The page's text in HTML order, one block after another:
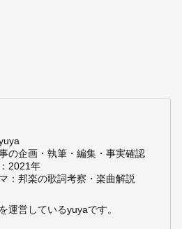
の企画・執筆・編集・事実確認
2021年
：邦楽の歌詞考察・楽曲解説
運営しているyuyaです。